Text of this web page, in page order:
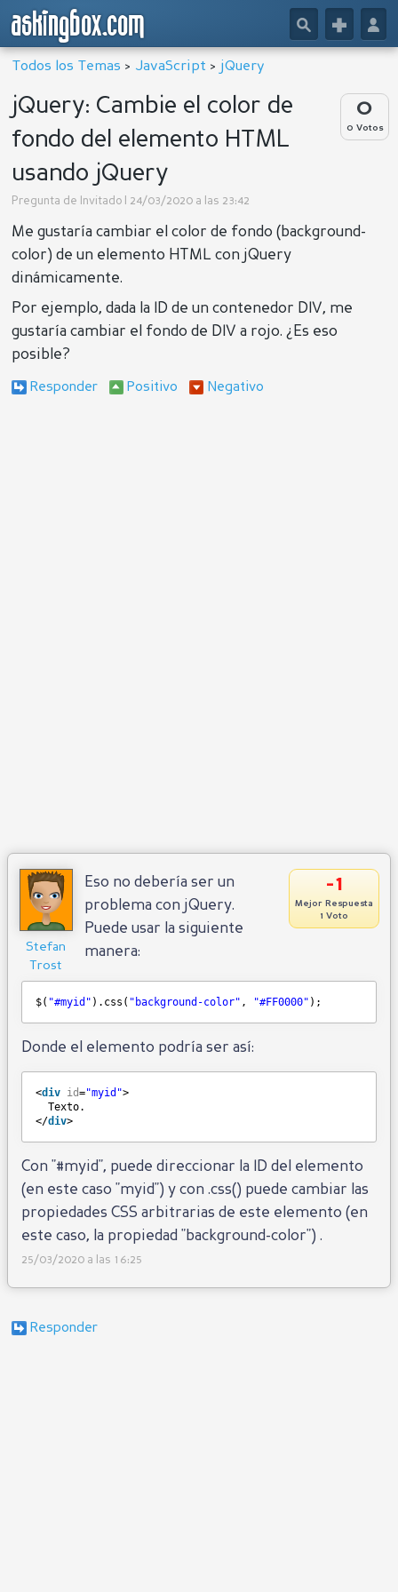
askingbox.com 👤
+
🔎
Todos los Temas > JavaScript > jQuery
0
0 Votos
jQuery: Cambie el color de
fondo del elemento HTML
usando jQuery
Pregunta de Invitado | 24/03/2020 a las 23:42
Me gustaría cambiar el color de fondo (background-
color) de un elemento HTML con jQuery
dinámicamente.
Por ejemplo, dada la ID de un contenedor DIV, me
gustaría cambiar el fondo de DIV a rojo. ¿Es eso
posible?
Stefan
Trost
-1
Mejor Respuesta
1 Voto
Eso no debería ser un
problema con jQuery.
Puede usar la siguiente
manera:
$( "#myid" ).css( "background-color" , "#FF0000" );
Donde el elemento podría ser así:
<div id="myid">
Texto.
</div>
Con "#myid", puede direccionar la ID del elemento
(en este caso "myid") y con .css() puede cambiar las
propiedades CSS arbitrarias de este elemento (en
este caso, la propiedad "background-color") .
25/03/2020 a las 16:25